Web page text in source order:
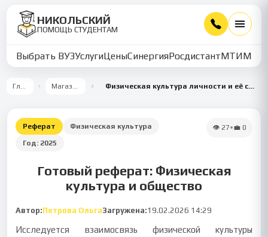
НИКОЛЬСКИЙ
ПОМОЩЬ СТУДЕНТАМ
Выбрать ВУЗУслугиЦеныСинергияРосдистантМТИММУ
Главная Магазин работ Физическая культура личности и её связь с общей культурой общества
Реферат
Физическая культура
Год: 2025
👁 27•💼 0
Готовый реферат: Физическая
культура и общество
Автор:Петрова ОльгаЗагружена:19.02.2026 14:29
Исследуется взаимосвязь физической культуры